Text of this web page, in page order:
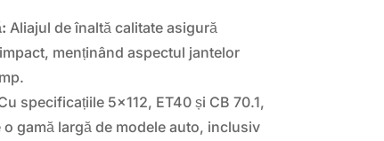
Aliajul de înaltă calitate asigură
menținând aspectul jantelor
specificațiile 5×112, ET40 și CB 70.1,
gamă largă de modele auto, inclusiv